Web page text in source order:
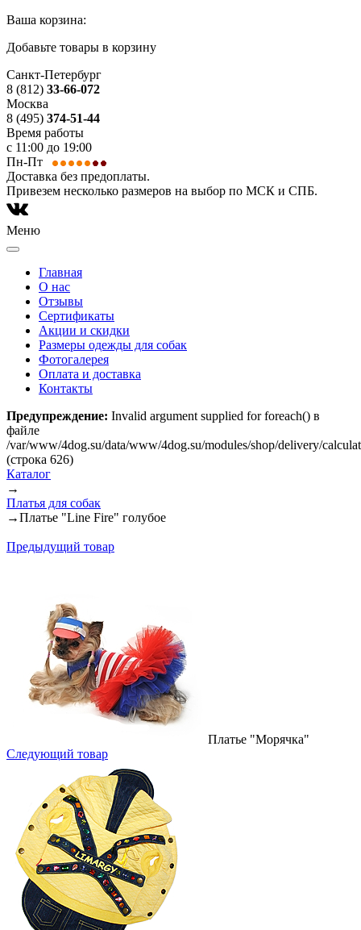
Ваша корзина:
Добавьте товары в корзину
Санкт-Петербург
8 (812) 33-66-072
Москва
8 (495) 374-51-44
Время работы
с 11:00 до 19:00
Пн-Пт
Доставка без предоплаты.
Привезем несколько размеров на выбор по МСК и СПБ.
Меню
Главная
О нас
Отзывы
Сертификаты
Акции и скидки
Размеры одежды для собак
Фотогалерея
Оплата и доставка
Контакты
Предупреждение: Invalid argument supplied for foreach() в
файле
/var/www/4dog.su/data/www/4dog.su/modules/shop/delivery/
(строка 626)
Каталог
→
Платья для собак
→Платье "Line Fire" голубое
Предыдущий товар
Платье "Морячка"
Следующий товар